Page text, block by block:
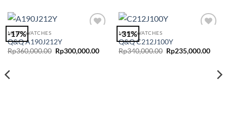
-17%
MEN'S WATCHES
Q&Q A190J212Y
Rp360,000.00 Harga
aslinya
Rp300,000.00Harga
-31%
MEN'S WATCHES
Q&Q C212J100Y
Rp340,000.00 Harga
aslinya
Rp235,000.00